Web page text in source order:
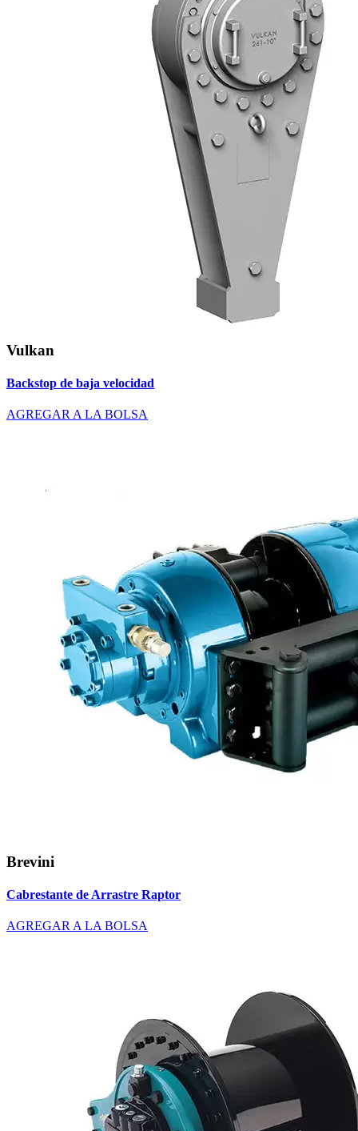
Vulkan
Backstop de baja velocidad
AGREGAR A LA BOLSA
Brevini
Cabrestante de Arrastre Raptor
AGREGAR A LA BOLSA